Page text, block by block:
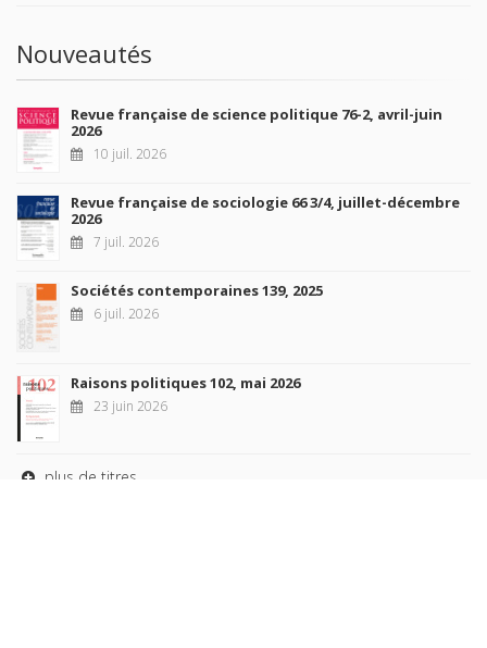
Nouveautés
Revue française de science politique 76-2, avril-juin
2026
10 juil. 2026
Revue française de sociologie 66 3/4, juillet-décembre
2026
7 juil. 2026
Sociétés contemporaines 139, 2025
6 juil. 2026
Raisons politiques 102, mai 2026
23 juin 2026
plus de titres